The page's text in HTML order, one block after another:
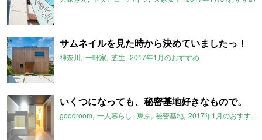
サムネイルを見た時から決めていましたっ！
神奈川 一軒家 芝生 2017年1月のおすすめ
いくつになっても、秘密基地好きなもので。
goodroom 一人暮らし 東京 秘密基地 2017年1月のおすすめ